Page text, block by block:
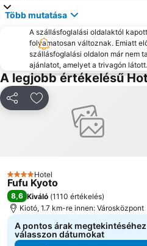
Több mutatása
A szállásfoglalási oldalaktól
folyamatosan változnak. Emiatt
szállásfoglalási oldalon már nem
ajánlatot, amelyet a trivagón látott.
A legjobb értékelésű
MegosztásHozzáadás a
4 Kategória
Hotel
Fufu Kyoto
8,6 Kiváló (1110 értékelés)
Kiotó, 1.7 km-re innen: Városközpont
A pontos árak megtekintéséhez
válasszon dátumokat